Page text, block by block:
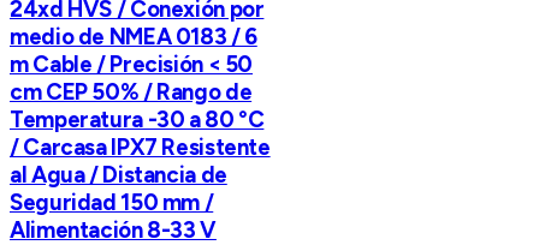
24xd HVS / Conexión por
medio de NMEA 0183 / 6
m Cable / Precisión < 50
cm CEP 50% / Rango de
Temperatura -30 a 80 °C
/ Carcasa IPX7 Resistente
al Agua / Distancia de
Seguridad 150 mm /
Alimentación 8-33 V